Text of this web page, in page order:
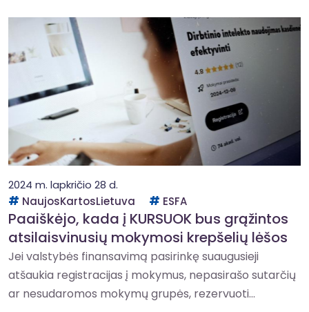
2024 m. lapkričio 28 d.
NaujosKartosLietuva
ESFA
Paaiškėjo, kada į KURSUOK bus grąžintos
atsilaisvinusių mokymosi krepšelių lėšos
Jei valstybės finansavimą pasirinkę suaugusieji
atšaukia registracijas į mokymus, nepasirašo sutarčių
ar nesudaromos mokymų grupės, rezervuoti...